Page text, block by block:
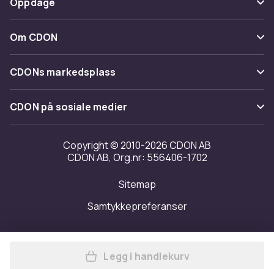
Angre & returner her
Kontakt oss
Levering
Tilbakekallinger
Kategorier
Varemerker
Om CDON
Om oss
Kundeanmeldelser
Jobbe på CDON
Investor relations
Tilgjengelighet
CDONs markedsplass
Merchant Help Center
CDON på sosiale medier
Copyright © 2010-2026 CDON AB
CDON AB, Org.nr: 556406-1702
Sitemap
Samtykkepreferanser
Legg MTuning
Legg i handlekurv